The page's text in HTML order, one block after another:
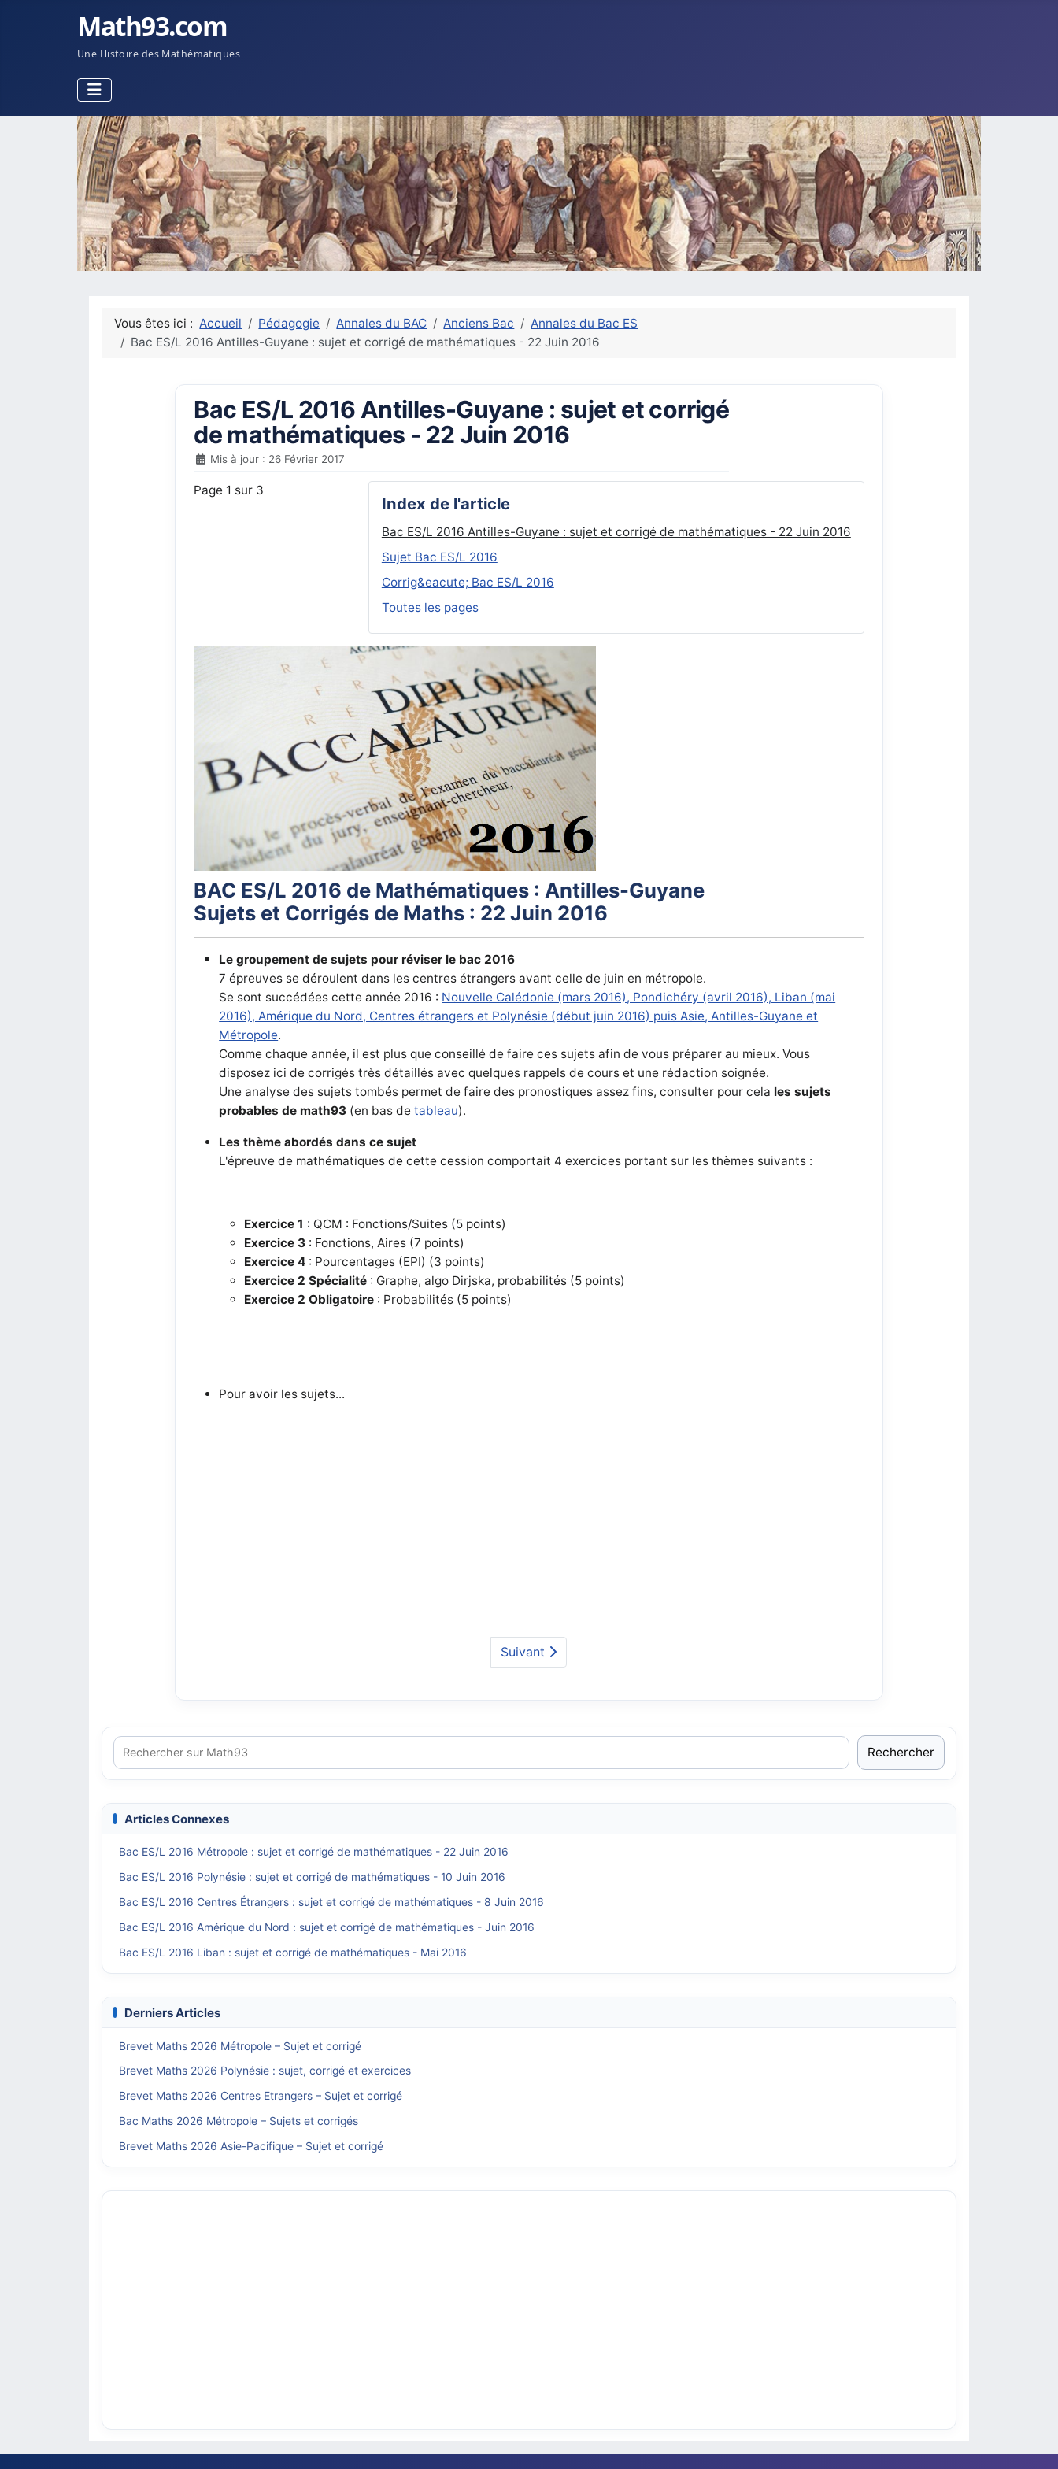
Math93.com
Une Histoire des Mathématiques
Vous êtes ici :Accueil Pédagogie Annales du BAC Anciens Bac
Annales du Bac ES
Bac ES/L 2016 Antilles-Guyane : sujet et corrigé de mathématiques - 22 Juin 2016
Bac ES/L 2016 Antilles-Guyane : sujet et corrigé
de mathématiques - 22 Juin 2016
Mis à jour : 26 Février 2017
Index de l'article
Bac ES/L 2016 Antilles-Guyane : sujet et corrigé de mathématiques - 22 Juin 2016
Sujet Bac ES/L 2016
Corrig&eacute; Bac ES/L 2016
Toutes les pages
Page 1 sur 3
BAC ES/L 2016 de Mathématiques : Antilles-Guyane
Sujets et Corrigés de Maths : 22 Juin 2016
Le groupement de sujets pour réviser le bac 2016
7 épreuves se déroulent dans les centres étrangers avant celle de juin en métropole.
Se sont succédées cette année 2016 : Nouvelle Calédonie (mars 2016), Pondichéry (avril 2016), Liban (mai
2016), Amérique du Nord, Centres étrangers et Polynésie (début juin 2016) puis Asie, Antilles-Guyane et
Métropole.
Comme chaque année, il est plus que conseillé de faire ces sujets afin de vous préparer au mieux. Vous
disposez ici de corrigés très détaillés avec quelques rappels de cours et une rédaction soignée.
Une analyse des sujets tombés permet de faire des pronostiques assez fins, consulter pour cela les sujets
probables de math93 (en bas detableau).
Les thème abordés dans ce sujet
L'épreuve de mathématiques de cette cession comportait 4 exercices portant sur les thèmes suivants :
Exercice 1 : QCM : Fonctions/Suites (5 points)
Exercice 3 : Fonctions, Aires (7 points)
Exercice 4 : Pourcentages (EPI) (3 points)
Exercice 2Spécialité : Graphe, algo Dirjska, probabilités (5 points)
Exercice 2Obligatoire : Probabilités (5 points)
Pour avoir les sujets...
Suivant
Rechercher
Articles Connexes
Bac ES/L 2016 Métropole : sujet et corrigé de mathématiques - 22 Juin 2016
Bac ES/L 2016 Polynésie : sujet et corrigé de mathématiques - 10 Juin 2016
Bac ES/L 2016 Centres Étrangers : sujet et corrigé de mathématiques - 8 Juin 2016
Bac ES/L 2016 Amérique du Nord : sujet et corrigé de mathématiques - Juin 2016
Bac ES/L 2016 Liban : sujet et corrigé de mathématiques - Mai 2016
Derniers Articles
Brevet Maths 2026 Métropole – Sujet et corrigé
Brevet Maths 2026 Polynésie : sujet, corrigé et exercices
Brevet Maths 2026 Centres Etrangers – Sujet et corrigé
Bac Maths 2026 Métropole – Sujets et corrigés
Brevet Maths 2026 Asie-Pacifique – Sujet et corrigé